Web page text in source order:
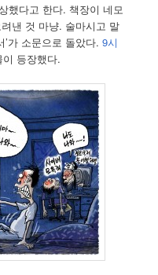
했다고 한다. 책장이 네모
낸 것 마냥. 술마시고 말
’가 소문으로 돌았다.9시
등장했다.